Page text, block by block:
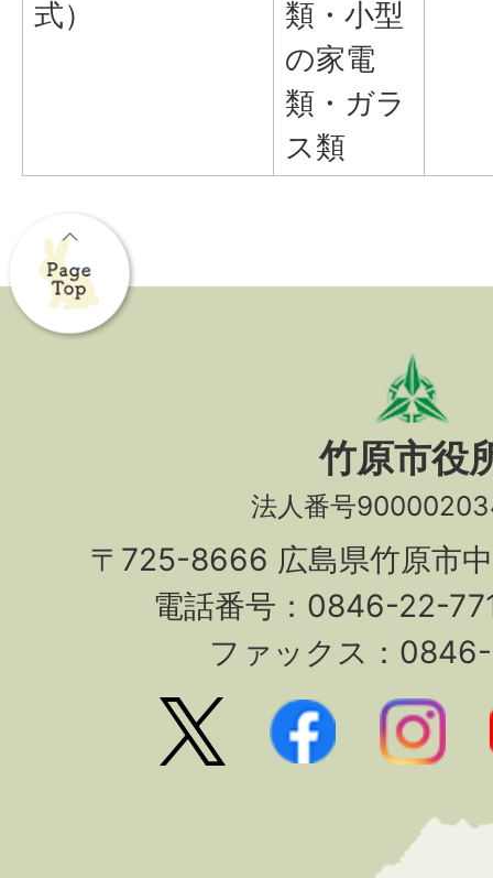
式）
類・小型
の家電
類・ガラ
ス類
竹原市役
法人番号
〒725-8666 広島県竹原市
電話番号：0846-22-
ファックス：